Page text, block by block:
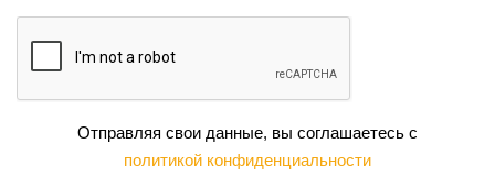
Отправляя свои данные, вы соглашаетесь с
политикой конфиденциальности